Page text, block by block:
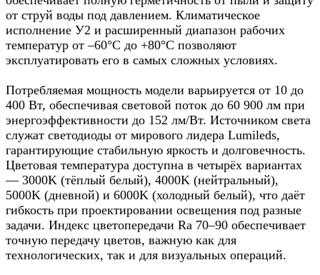
от струй воды под давлением. Климатическое
исполнение У2 и расширенный диапазон рабочих
температур от –60°C до +80°C позволяют
эксплуатировать его в самых сложных условиях.
Потребляемая мощность модели варьируется от 10 до
400 Вт, обеспечивая световой поток до 60 900 лм при
энергоэффективности до 152 лм/Вт. Источником света
служат светодиоды от мирового лидера Lumileds,
гарантирующие стабильную яркость и долговечность.
Цветовая температура доступна в четырёх вариантах
— 3000K (тёплый белый), 4000K (нейтральный),
5000K (дневной) и 6000K (холодный белый), что даёт
гибкость при проектировании освещения под разные
задачи. Индекс цветопередачи Ra 70–90 обеспечивает
точную передачу цветов, важную как для
технологических, так и для визуальных операций.